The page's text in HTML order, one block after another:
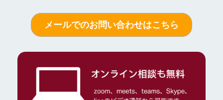
メールでのお問い合わせはこちら